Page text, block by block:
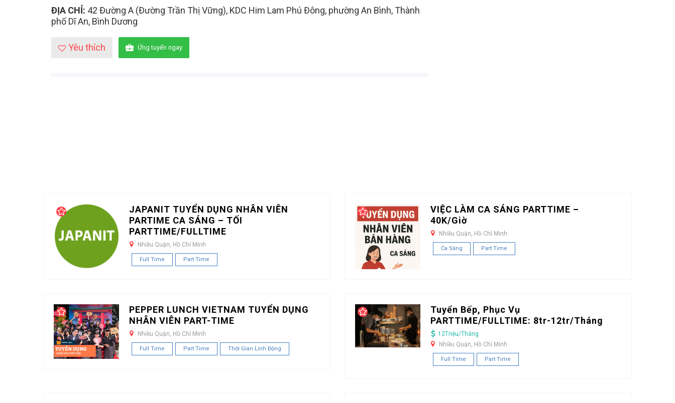
ĐỊA CHỈ: 42 Đường A (Đường Trần Thị Vững), KDC Him Lam Phú Đông, phường An Bình, Thành
phố Dĩ An, Bình Dương
Yêu thích Ứng tuyển ngay
JAPANIT TUYỂN DỤNG NHÂN VIÊN
PARTIME CA SÁNG – TỐI
PARTTIME/FULLTIME
Nhiều Quận, Hồ Chí Minh
Full Time Part Time
VIỆC LÀM CA SÁNG PARTTIME –
40K/Giờ
Nhiều Quận, Hồ Chí Minh
Ca Sáng Part Time
PEPPER LUNCH VIETNAM TUYỂN DỤNG
NHÂN VIÊN PART-TIME
Nhiều Quận, Hồ Chí Minh
Full Time Part Time Thời Gian Linh Động
Tuyển Bếp, Phục Vụ
PARTTIME/FULLTIME: 8tr-12tr/Tháng
12Triệu/Tháng
Nhiều Quận, Hồ Chí Minh
Full Time Part Time